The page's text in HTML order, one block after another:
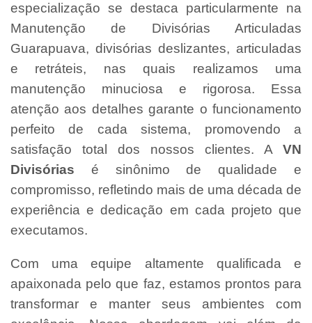
especialização se destaca particularmente na
Manutenção de Divisórias Articuladas
Guarapuava, divisórias deslizantes, articuladas
e retráteis, nas quais realizamos uma
manutenção minuciosa e rigorosa. Essa
atenção aos detalhes garante o funcionamento
perfeito de cada sistema, promovendo a
satisfação total dos nossos clientes. A VN
Divisórias é sinônimo de qualidade e
compromisso, refletindo mais de uma década de
experiência e dedicação em cada projeto que
executamos.
Com uma equipe altamente qualificada e
apaixonada pelo que faz, estamos prontos para
transformar e manter seus ambientes com